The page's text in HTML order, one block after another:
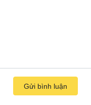
Gửi bình luận